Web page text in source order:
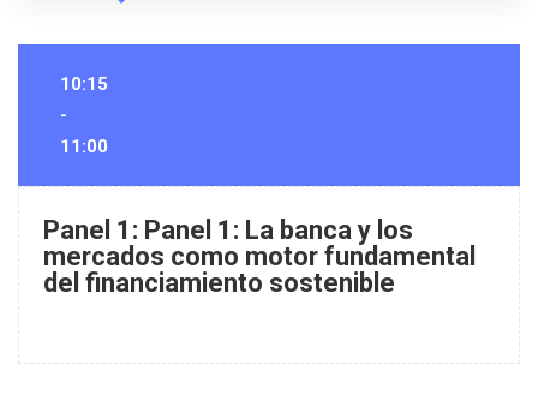
10:15
-
11:00
Panel 1: Panel 1: La banca y los
mercados como motor fundamental
del financiamiento sostenible